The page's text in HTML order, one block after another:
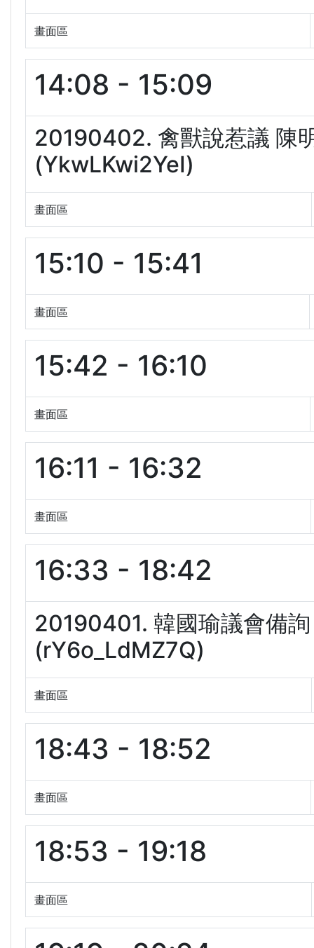
畫面區
14:08 - 15:09
20190402. 禽獸說惹議 陳
(YkwLKwi2YeI)
畫面區
15:10 - 15:41
畫面區
15:42 - 16:10
畫面區
16:11 - 16:32
畫面區
16:33 - 18:42
20190401. 韓國瑜議會備
(rY6o_LdMZ7Q)
畫面區
18:43 - 18:52
畫面區
18:53 - 19:18
畫面區